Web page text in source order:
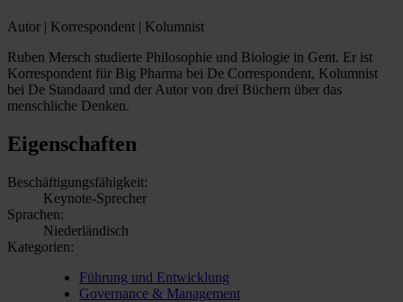
Autor | Korrespondent | Kolumnist
Ruben Mersch studierte Philosophie und Biologie in Gent. Er ist
Korrespondent für Big Pharma bei De Correspondent, Kolumnist
bei De Standaard und der Autor von drei Büchern über das
menschliche Denken.
Eigenschaften
Beschäftigungsfähigkeit:
Keynote-Sprecher
Sprachen:
Niederländisch
Kategorien:
Führung und Entwicklung
Governance & Management